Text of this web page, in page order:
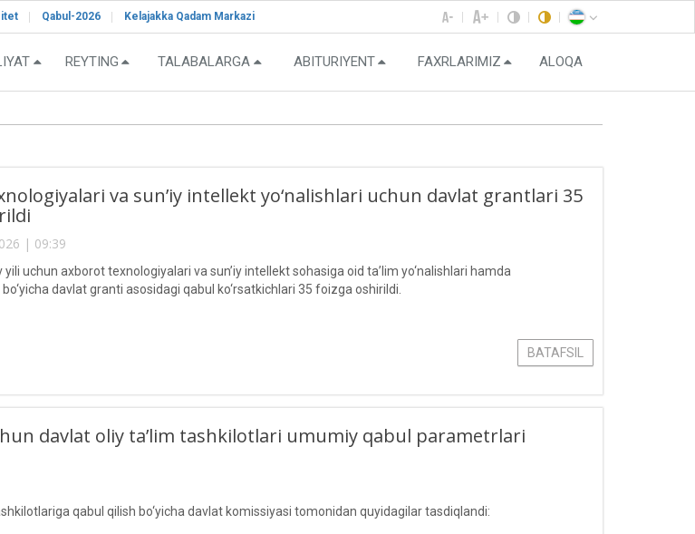
Qabul-2026 Kelajakka Qadam Markazi
REYTING TALABALARGA ABITURIYENT FAXRLARIMIZ ALOQA
va sun’iy intellekt yo‘nalishlari uchun davlat grantlari 35
| 09:39
yili uchun axborot texnologiyalari va sun’iy intellekt sohasiga oid ta’lim yo‘nalishlari hamda
davlat granti asosidagi qabul ko‘rsatkichlari 35 foizga oshirildi.
BATAFSIL
davlat oliy ta’lim tashkilotlari umumiy qabul parametrlari
qabul qilish bo‘yicha davlat komissiyasi tomonidan quyidagilar tasdiqlandi: